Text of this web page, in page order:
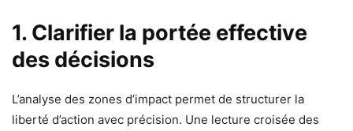
1. Clarifier la portée effective
des décisions
L’analyse des zones d’impact permet de structurer la
liberté d’action avec précision. Une lecture croisée des